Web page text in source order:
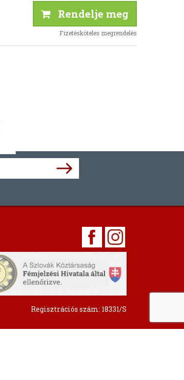
Rendelje meg
Fizetésköteles megrendelés
Regisztrációs szám: 18331/S